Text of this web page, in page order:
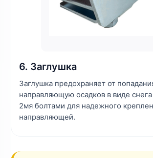
6. Заглушка
Заглушка предохраняет от
направляющую осадков в виде
2мя болтами для надежного
направляющей.